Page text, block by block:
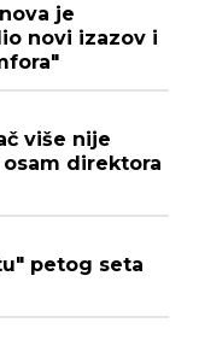
je
novi izazov i
više nije
direktora
petog seta